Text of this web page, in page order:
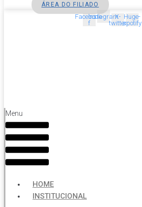
ÁREA DO FILIADO
Facebook-
f
InstagramX-
twitter
Huge-
spotify
Menu
HOME
INSTITUCIONAL